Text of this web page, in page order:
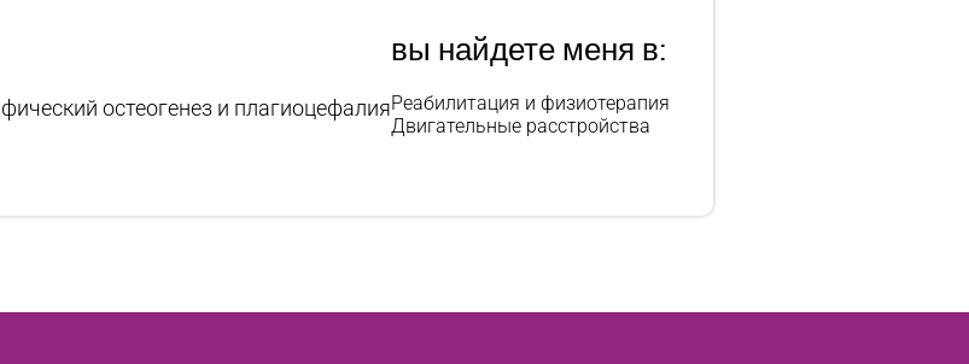
остеогенез и плагиоцефалия
вы найдете меня в:
Реабилитация и физиотерапия
Двигательные расстройства